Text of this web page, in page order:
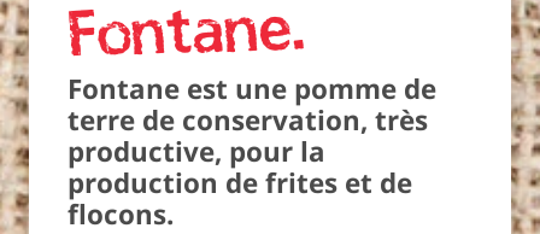
Fontane
Fontane est une pomme de
terre de conservation, très
productive, pour la
production de frites et de
flocons.